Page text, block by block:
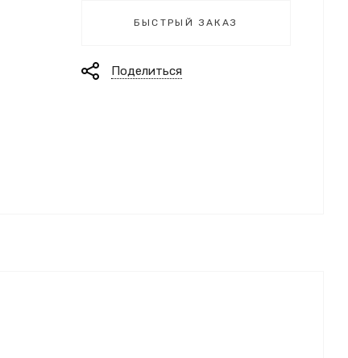
БЫСТРЫЙ ЗАКАЗ
Поделиться